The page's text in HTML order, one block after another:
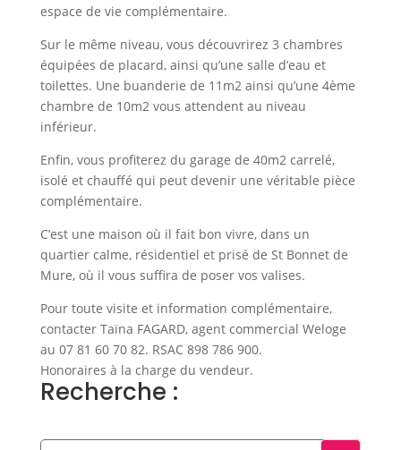
espace de vie complémentaire.
Sur le même niveau, vous découvrirez 3 chambres
équipées de placard, ainsi qu’une salle d’eau et
toilettes. Une buanderie de 11m2 ainsi qu’une 4ème
chambre de 10m2 vous attendent au niveau
inférieur.
Enfin, vous profiterez du garage de 40m2 carrelé,
isolé et chauffé qui peut devenir une véritable pièce
complémentaire.
C’est une maison où il fait bon vivre, dans un
quartier calme, résidentiel et prisé de St Bonnet de
Mure, où il vous suffira de poser vos valises.
Pour toute visite et information complémentaire,
contacter Taïna FAGARD, agent commercial Weloge
au 07 81 60 70 82. RSAC 898 786 900.
Honoraires à la charge du vendeur.
Recherche :